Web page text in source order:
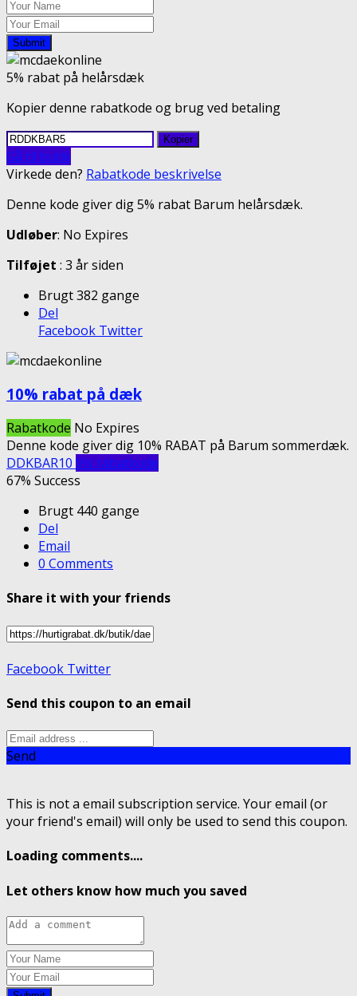
Submit
5% rabat på helårsdæk
Kopier denne rabatkode og brug ved betaling
Kopier
Gå til butik
Virkede den? Rabatkode beskrivelse
Denne kode giver dig 5% rabat Barum helårsdæk.
Udløber: No Expires
Tilføjet : 3 år siden
Brugt 382 gange
Del
Facebook Twitter
10% rabat på dæk
Rabatkode No Expires
Denne kode giver dig 10% RABAT på Barum sommerdæk.
DDKBAR10 Vis rabatkode
67% Success
Brugt 440 gange
Del
Email
0 Comments
Share it with your friends
Facebook Twitter
Send this coupon to an email
Send
This is not a email subscription service. Your email (or
your friend's email) will only be used to send this coupon.
Loading comments....
Let others know how much you saved